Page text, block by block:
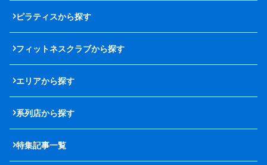
ピラティスから探す
フィットネスクラブから探す
エリアから探す
系列店から探す
特集記事一覧